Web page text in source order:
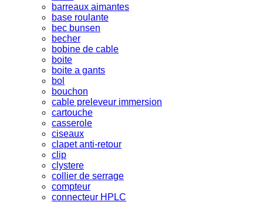
barreaux aimantes
base roulante
bec bunsen
becher
bobine de cable
boite
boite a gants
bol
bouchon
cable preleveur immersion
cartouche
casserole
ciseaux
clapet anti-retour
clip
clystere
collier de serrage
compteur
connecteur HPLC